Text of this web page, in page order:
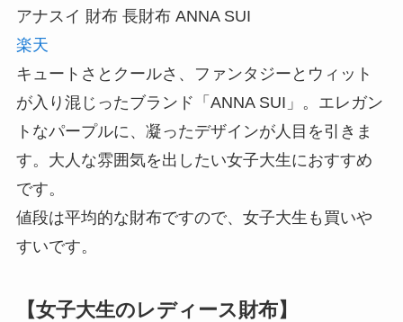
アナスイ 財布 長財布 ANNA SUI
楽天
キュートさとクールさ、ファンタジーとウィット
が入り混じったブランド「ANNA SUI」。エレガン
トなパープルに、凝ったデザインが人目を引きま
す。大人な雰囲気を出したい女子大生におすすめ
です。
値段は平均的な財布ですので、女子大生も買いや
すいです。
【女子大生のレディース財布】